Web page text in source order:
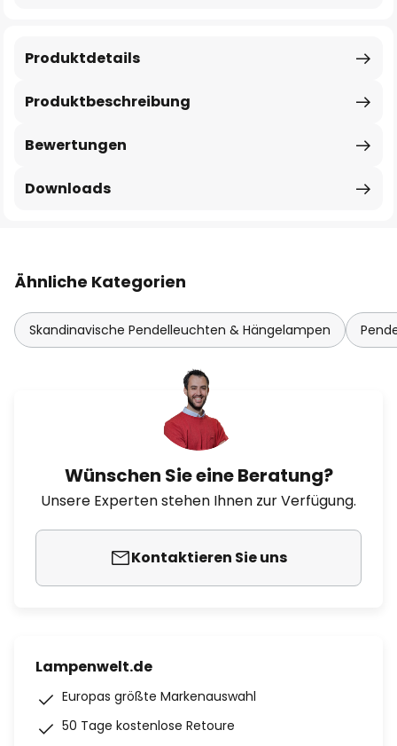
Produktbeschreibung
Produktdetails
Bewertungen
Downloads
Ähnliche Kategorien
Skandinavische Pendelleuchten & Hängelampen
Wünschen Sie eine Beratung?
Unsere Experten stehen Ihnen zur Verfügung.
Kontaktieren Sie uns
Lampenwelt.de
Europas größte Markenauswahl
50 Tage kostenlose Retoure